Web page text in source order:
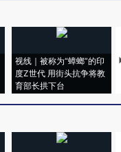
视线｜被称为“蟑螂”的印
度Z世代 用街头抗争将教
育部长拱下台